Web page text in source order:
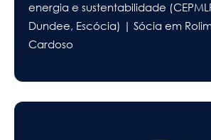
energia e sustentabilidade
Dundee, Escócia) | Sócia em
Cardoso